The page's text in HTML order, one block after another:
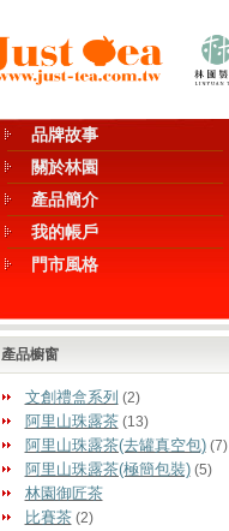
品牌故事
關於林園
產品簡介
我的帳戶
門市風格
產品櫥窗
文創禮盒系列 (2)
阿里山珠露茶(13)
阿里山珠露茶(去罐真空包)(7)
阿里山珠露茶(極簡包裝)(5)
林園御匠茶
比賽茶(2)